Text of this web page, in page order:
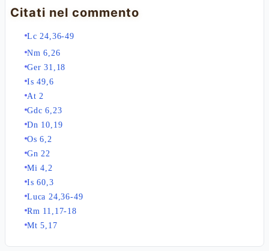
Citati nel commento
Lc 24,36-49
Nm 6,26
Ger 31,18
Is 49,6
At 2
Gdc 6,23
Dn 10,19
Os 6,2
Gn 22
Mi 4,2
Is 60,3
Luca 24,36-49
Rm 11,17-18
Mt 5,17